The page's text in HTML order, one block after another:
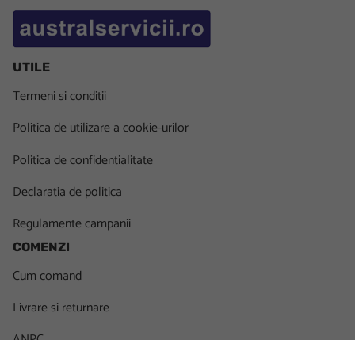
UTILE
Termeni si conditii
Politica de utilizare a cookie-urilor
Politica de confidentialitate
Declaratia de politica
Regulamente campanii
COMENZI
Cum comand
Livrare si returnare